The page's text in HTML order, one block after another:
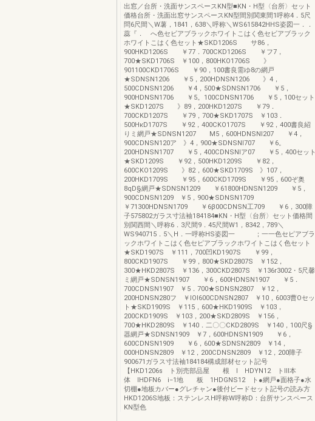
出窓／台所・洗面サンスペースKN型■KN・H型〈台所〉セット
価格台所・洗面出窓サンスペースKN型間別関東間1呼称4．5尺
問6尺間＼W薯，1841，638＼呼称＼WS615842HHS姿図一．．
蕊『． へ色セビアブラックホワイトこはく色セビアブラック
ホワイトこはく色セット★SKD1206S サ86，
900HKD1206S ￥77．700CKD1206S ￥フ7，
700★SKD1706S ￥100，800HKO1706S 》
901100CKD1706S ￥90，100書良需ゆ8の網戸
★SDNSN1206 ￥5，200HDNSN1206 》4，
500CDNSN1206 ￥4，500★SDNSN1706 ￥5，
900HDNSN1706 ￥5。100CDNSN1706 ￥5，100セット
★SKD1207S 》89，200HKD1207S ￥79．
700CKD1207S ￥79，700★SKD1707S ￥103．
500HκD1707S ￥92，400CKO1707S ￥92，400書良紹
りミ網戸★SDNSN1207 M5，600HDNSNI207 ￥4，
900CDNSN120ア 》4，900★SDNSNI707 ￥6。
200HDNSN1707 ￥5，400CDNSNIア07 ￥5，400セット
★SKD1209S ￥92，500HKD1209S ￥82，
600CKO1209S 》82，600★SKD1709S 》107，
200HKD1709S ￥95，600CKD1709S ￥95，600ぞ奥
8qD§網戸★SDNSN1209 ￥61800HDNSN1209 ￥5，
900CDNSN1209 ￥5，900★SDNSN1709
￥71300HDNSN1709 ￥6β00CDNSN工709 ￥6，300障
子575802ガラス寸法袖184184■KN・H型〈台所〉セット価格間
別関西間＼呼称6．3尺間9．45尺間W1，8342，789＼
WS940715．5＼H．一呼称HS姿図一 ；一一色セピアブラ
ックホワイトこはく色セピアブラックホワイトこはく色セット
★SKD1907S ￥111，700凹KD1907S ￥99，
800CKD1907S ￥99，800★SKD2807S ￥152，
300★HKD2807S ￥136，300CKD2807S ￥136r3002・5尺馨
ミ網戸★SDNSN1907 ￥6，600HDNSN1907 ￥5．
700CDNSN1907 ￥5．700★SDNSN2807 ￥12，
200HDNSN280フ ￥IOI600CDNSN2807 ￥10，6003曹Oセッ
ト★SKD1909S ￥115，600★HKD1909S ￥103，
200CKD1909S ￥103，200★SKD2809S ￥156，
700★HKD2809S ￥140．二〇〇CKD2809S ￥140，100尺§
器網戸★SDNSN1909 ￥7，600HDNSN1909 ￥6，
600CDNSN1909 ￥6，600★SDNSN2809 ￥14，
000HDNSN2809 ￥12，200CDNSN2809 ￥12，200障子
900671ガラス寸法袖184184構成部材セット記号
【HKD1206s ト別売部品屋 根 I HDYN12 トlll本
体 IHDFN6 i−1地 板 1HDGNS12 ト●網戸●面格子●水
切棚●地板カバー●グレチャン●後付ビードセット記号の読み方
HKD1206S地板：ステンレスH呼称W呼称D：台所サンスペース
KN型色